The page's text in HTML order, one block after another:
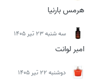
هرمس بارنیا
سه شنبه 23 تیر 1405
امبر لوانت
دوشنبه 22 تیر 1405